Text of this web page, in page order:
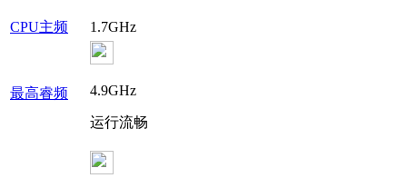
CPU主频 1.7GHz
最高睿频 4.9GHz
运行流畅